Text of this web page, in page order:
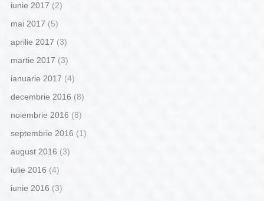
iunie 2017 (2)
mai 2017 (5)
aprilie 2017 (3)
martie 2017 (3)
ianuarie 2017 (4)
decembrie 2016 (8)
noiembrie 2016 (8)
septembrie 2016 (1)
august 2016 (3)
iulie 2016 (4)
iunie 2016 (3)